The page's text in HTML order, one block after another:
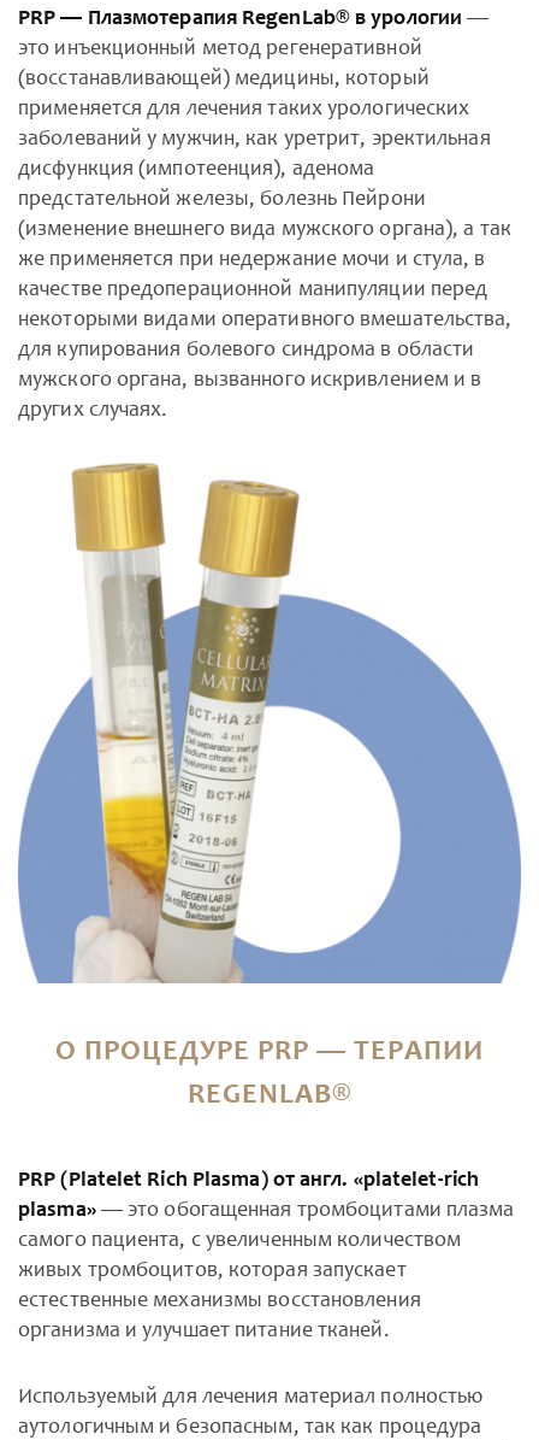
PRP — Плазмотерапия RegenLab® в урологии—
это инъекционный метод регенеративной
(восстанавливающей) медицины, который
применяется для лечения таких урологических
заболеваний у мужчин, как уретрит, эректильная
дисфункция (импотеенция), аденома
предстательной железы, болезнь Пейрони
(изменение внешнего вида мужского органа), а так
же применяется при недержание мочи и стула, в
качестве предоперационной манипуляции перед
некоторыми видами оперативного вмешательства,
для купирования болевого синдрома в области
мужского органа, вызванного искривлением и в
других случаях.
О ПРОЦЕДУРЕ PRP — ТЕРАПИИ
REGENLAB®
PRP (Platelet Rich Plasma) от англ. «platelet-rich
plasma»— это обогащенная тромбоцитами плазма
самого пациента, с увеличенным количеством
живых тромбоцитов, которая запускает
естественные механизмы восстановления
организма и улучшает питание тканей.
Используемый для лечения материал полностью
аутологичным и безопасным, так как процедура